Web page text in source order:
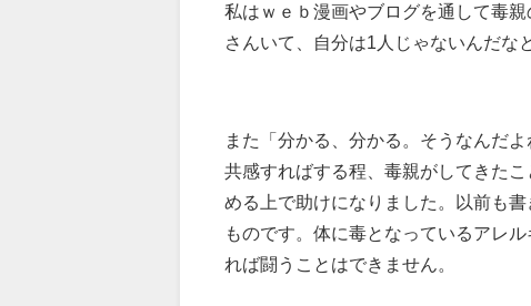
私はｗｅｂ漫画やブログを通して毒
さんいて、自分は1人じゃないんだな
また「分かる、分かる。そうなんだ
共感すればする程、毒親がしてきたこ
める上で助けになりました。以前も
ものです。体に毒となっているアレ
れば闘うことはできません。